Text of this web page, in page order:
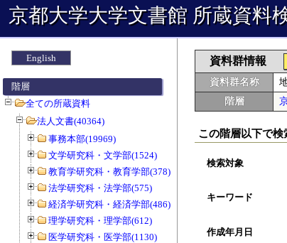
京都大学大学文書館 所蔵資料
English
階層
全ての所蔵資料
法人文書(40364)
事務本部(19969)
文学研究科・文学部(1524)
教育学研究科・教育学部(378)
法学研究科・法学部(575)
経済学研究科・経済学部(486)
理学研究科・理学部(612)
医学研究科・医学部(1130)
資料群情報
資料群名称
階層
この階層以下で検
検索対象
キーワード
作成年月日